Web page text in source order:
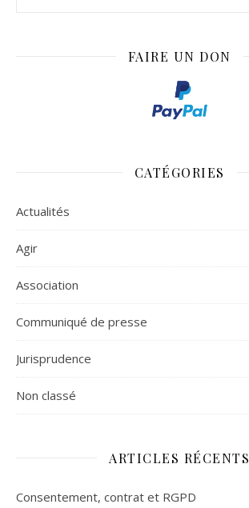
FAIRE UN DON
CATÉGORIES
Actualités
Agir
Association
Communiqué de presse
Jurisprudence
Non classé
ARTICLES RÉCENTS
Consentement, contrat et RGPD